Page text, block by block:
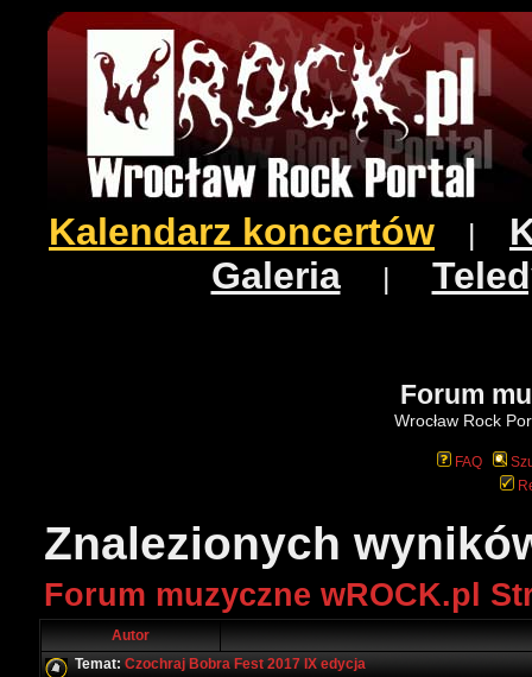
Kalendarz koncertów |
Galeria|
Forum
Wrocław Rock
FAQ
Znalezionych
Forum muzyczne wROCK.pl
Autor
Temat: Czochraj Bobra Fest 2017 IX edycja